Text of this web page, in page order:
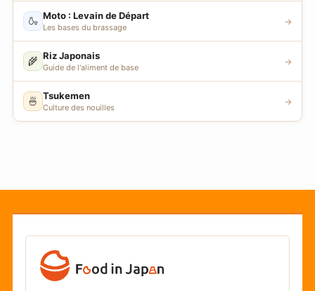
🍶 Moto : Levain de Départ
Les bases du brassage
→
🌾 Riz Japonais
Guide de l'aliment de base
→
🍜 Tsukemen
Culture des nouilles
→